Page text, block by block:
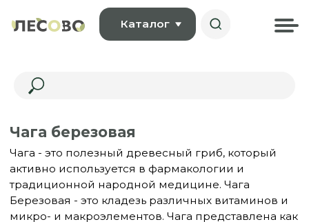
Каталог
Чага березовая
традиционной народной медицине. Чага
Березовая - это кладезь различных витаминов и
микро- и макроэлементов. Чага представлена как
для заваривания, так и для приема внутрь в виде